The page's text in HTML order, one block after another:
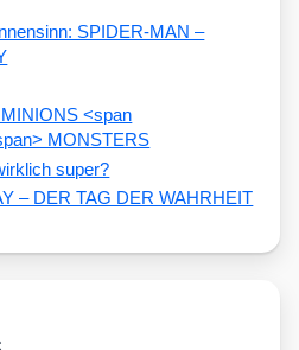
SPIDER-MAN –
<span
MONSTERS
super?
– DER TAG DER WAHRHEIT